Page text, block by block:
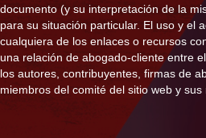
documento (y su interpretación de la
para su situación particular. El uso y el
cualquiera de los enlaces o recursos
una relación de abogado-cliente entre
los autores, contribuyentes, firmas de
miembros del comité del sitio web y sus